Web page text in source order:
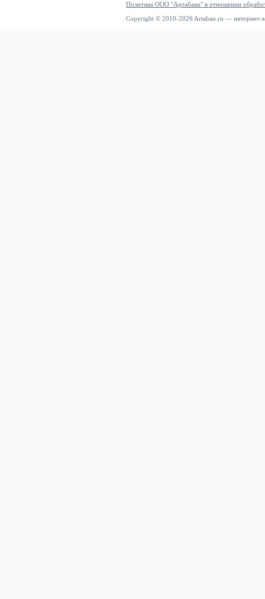
Политика ООО "Артабана" в отношении
Copyright © 2010-2026 Artaban.ru — интернет-